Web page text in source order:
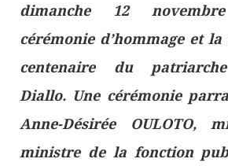
dimanche 12
cérémonie d’hommage et
centenaire du
Diallo. Une cérémonie
Anne-Désirée OULOTO,
ministre de la fonction